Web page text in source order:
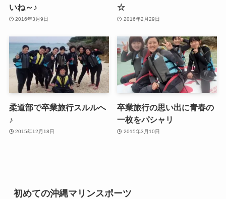
いね～♪
2016年3月9日
☆
2016年2月29日
柔道部で卒業旅行スルルへ
♪
2015年12月18日
卒業旅行の思い出に青春の
一枚をパシャリ
2015年3月10日
初めての沖縄マリンスポーツ